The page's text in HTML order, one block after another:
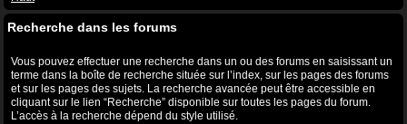
Recherche dans les forums
Vous pouvez effectuer une recherche dans un ou des forums en saisissant un
terme dans la boîte de recherche située sur l’index, sur les pages des forums
et sur les pages des sujets. La recherche avancée peut être accessible en
cliquant sur le lien “Recherche” disponible sur toutes les pages du forum.
L’accès à la recherche dépend du style utilisé.